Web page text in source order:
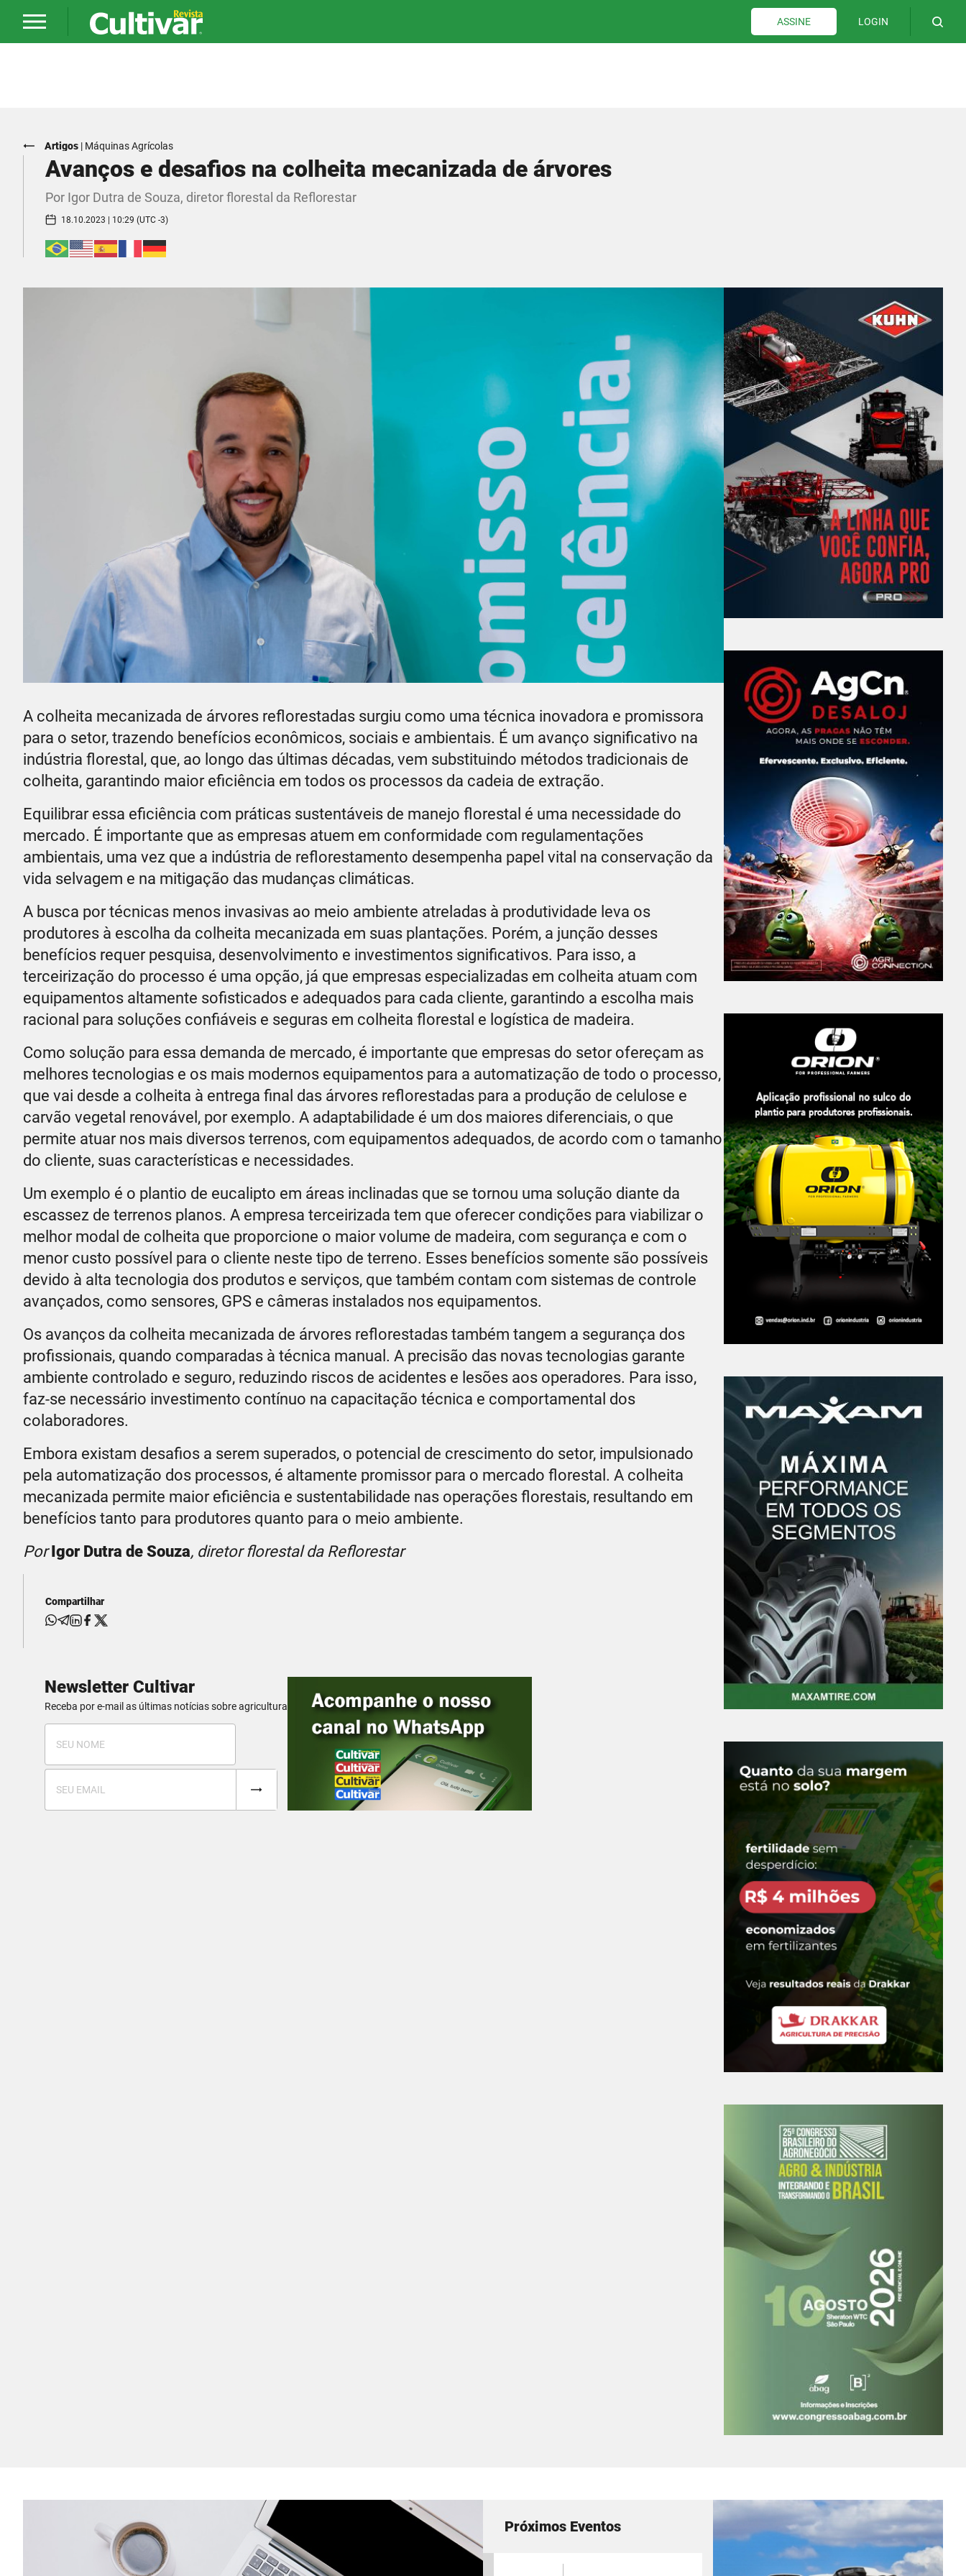
ASSINE LOGIN
Artigos | Máquinas Agrícolas
Avanços e desafios na colheita mecanizada de árvores
Por Igor Dutra de Souza, diretor florestal da Reflorestar
18.10.2023 | 10:29 (UTC -3)
A colheita mecanizada de árvores reflorestadas surgiu como uma técnica inovadora e promissora
para o setor, trazendo benefícios econômicos, sociais e ambientais. É um avanço significativo na
indústria florestal, que, ao longo das últimas décadas, vem substituindo métodos tradicionais de
colheita, garantindo maior eficiência em todos os processos da cadeia de extração.
Equilibrar essa eficiência com práticas sustentáveis de manejo florestal é uma necessidade do
mercado. É importante que as empresas atuem em conformidade com regulamentações
ambientais, uma vez que a indústria de reflorestamento desempenha papel vital na conservação da
vida selvagem e na mitigação das mudanças climáticas.
A busca por técnicas menos invasivas ao meio ambiente atreladas à produtividade leva os
produtores à escolha da colheita mecanizada em suas plantações. Porém, a junção desses
benefícios requer pesquisa, desenvolvimento e investimentos significativos. Para isso, a
terceirização do processo é uma opção, já que empresas especializadas em colheita atuam com
equipamentos altamente sofisticados e adequados para cada cliente, garantindo a escolha mais
racional para soluções confiáveis e seguras em colheita florestal e logística de madeira.
Como solução para essa demanda de mercado, é importante que empresas do setor ofereçam as
melhores tecnologias e os mais modernos equipamentos para a automatização de todo o processo,
que vai desde a colheita à entrega final das árvores reflorestadas para a produção de celulose e
carvão vegetal renovável, por exemplo. A adaptabilidade é um dos maiores diferenciais, o que
permite atuar nos mais diversos terrenos, com equipamentos adequados, de acordo com o tamanho
do cliente, suas características e necessidades.
Um exemplo é o plantio de eucalipto em áreas inclinadas que se tornou uma solução diante da
escassez de terrenos planos. A empresa terceirizada tem que oferecer condições para viabilizar o
melhor modal de colheita que proporcione o maior volume de madeira, com segurança e com o
menor custo possível para o cliente neste tipo de terreno. Esses benefícios somente são possíveis
devido à alta tecnologia dos produtos e serviços, que também contam com sistemas de controle
avançados, como sensores, GPS e câmeras instalados nos equipamentos.
Os avanços da colheita mecanizada de árvores reflorestadas também tangem a segurança dos
profissionais, quando comparadas à técnica manual. A precisão das novas tecnologias garante
ambiente controlado e seguro, reduzindo riscos de acidentes e lesões aos operadores. Para isso,
faz-se necessário investimento contínuo na capacitação técnica e comportamental dos
colaboradores.
Embora existam desafios a serem superados, o potencial de crescimento do setor, impulsionado
pela automatização dos processos, é altamente promissor para o mercado florestal. A colheita
mecanizada permite maior eficiência e sustentabilidade nas operações florestais, resultando em
benefícios tanto para produtores quanto para o meio ambiente.
PorIgor Dutra de Souza, diretor florestal da Reflorestar
Compartilhar
Newsletter Cultivar
Receba por e-mail as últimas notícias sobre agricultura
Próximos Eventos